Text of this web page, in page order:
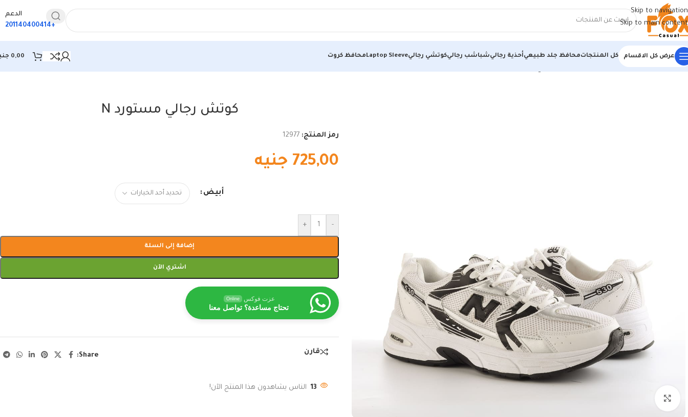
Skip to navigation
Skip to main content
الدعم
+201140400414
عرض كل الاقسام كل المنتجاتمحافظ جلد طبيعيأحذية رجاليشباشب رجاليكوتشي رجاليLaptop Sleeveمحافظ كروت 0,00
الرئيسية/أحذية رجالي
كوتش رجالي مستورد N
رمز المنتج: 12977
725,00 جنيه
أبيض
-
+
إضافة إلى السلة
اشتري الآن
عزت فوكس Online
تحتاج مساعدة؟ تواصل معنا
قارن Share:
13 الناس يشاهدون هذا المنتج الآن!